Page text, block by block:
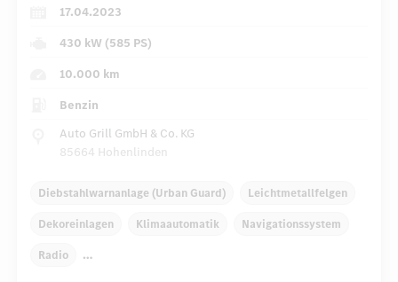
17.04.2023
430 kW (585 PS)
10.000 km
Benzin
Auto Grill GmbH & Co. KG
85664 Hohenlinden
Diebstahlwarnanlage (Urban Guard) Leichtmetallfelgen
Dekoreinlagen Klimaautomatik Navigationssystem
Radio